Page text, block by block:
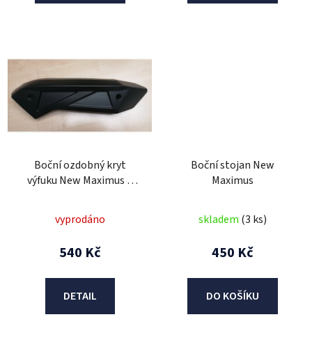
Boční ozdobný kryt
výfuku New Maximus a
vyprodáno
540 Kč
DETAIL
Boční stojan New
Maximus
skladem (3 ks)
450 Kč
DO KOŠÍKU